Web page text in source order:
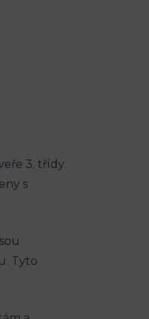
3. třídy.
s
Tyto